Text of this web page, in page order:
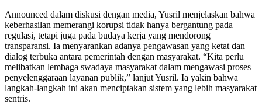
Announced dalam diskusi dengan media, Yusril menjelaskan bahwa
keberhasilan memerangi korupsi tidak hanya bergantung pada
regulasi, tetapi juga pada budaya kerja yang mendorong
transparansi. Ia menyarankan adanya pengawasan yang ketat dan
dialog terbuka antara pemerintah dengan masyarakat. “Kita perlu
melibatkan lembaga swadaya masyarakat dalam mengawasi proses
penyelenggaraan layanan publik,” lanjut Yusril. Ia yakin bahwa
langkah-langkah ini akan menciptakan sistem yang lebih masyarakat
sentris.